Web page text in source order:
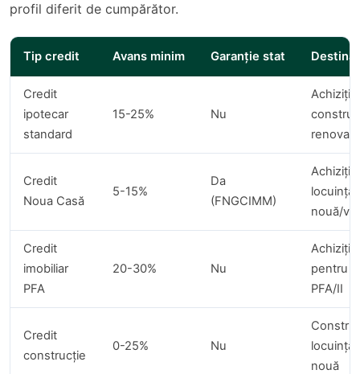
profil diferit de cumpărător.
Tip credit Avans minim Garanție stat
Credit
ipotecar
standard
15-25% Nu
Achiziție,
renovare
Credit
Noua Casă
5-15%
Da
(FNGCIMM)
Achiziție
locuință
nouă/
Credit
imobiliar
PFA
20-30% Nu
Achiziție
pentru
PFA/II
Credit
construcție
0-25% Nu
locuință
nouă